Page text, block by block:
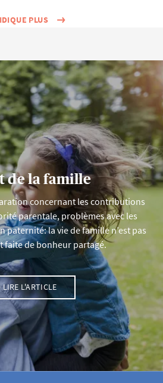
PLUS
de la famille
concernant les contributions
parentale, problèmes avec les
paternité: la vie de famille n’est pas
faite de bonheur partagé.
LIRE L'ARTICLE